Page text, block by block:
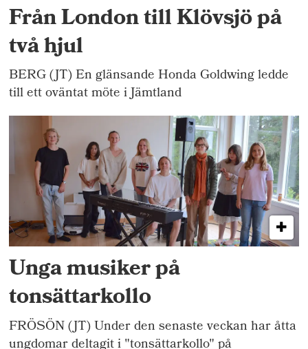
Från London till Klövsjö på
två hjul
BERG (JT) En glänsande Honda Goldwing ledde
till ett oväntat möte i Jämtland
Unga musiker på
tonsättarkollo
FRÖSÖN (JT) Under den senaste veckan har åtta